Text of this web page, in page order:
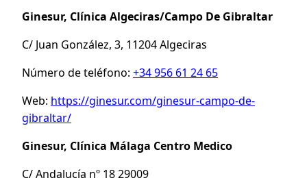
Ginesur, Clínica Algeciras/Campo De Gibraltar
C/ Juan González, 3, 11204 Algeciras
Número de teléfono: +34 956 61 24 65
Web: https://ginesur.com/ginesur-campo-de-
gibraltar/
Ginesur, Clínica Málaga Centro Medico
C/ Andalucía nº 18 29009